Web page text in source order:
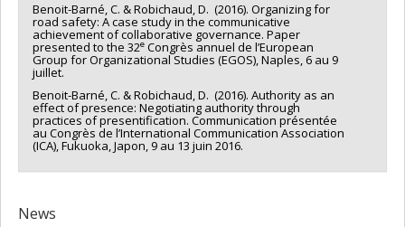
Benoit-Barné, C. & Robichaud, D. (2016). Organizing for
road safety: A case study in the communicative
achievement of collaborative governance. Paper
presented to the 32e Congrès annuel de l’European
Group for Organizational Studies (EGOS), Naples, 6 au 9
juillet.
Benoit-Barné, C. & Robichaud, D. (2016). Authority as an
effect of presence: Negotiating authority through
practices of presentification. Communication présentée
au Congrès de l’International Communication Association
(ICA), Fukuoka, Japon, 9 au 13 juin 2016.
News